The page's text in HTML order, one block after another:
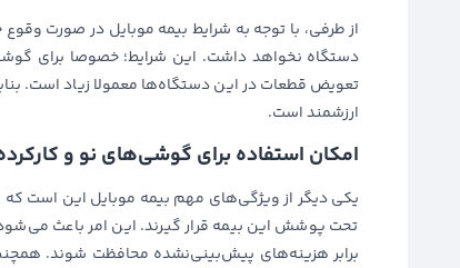
از طرفی، با توجه به شرایط بیمه موبایل در صورت
دستگاه نخواهد داشت. این شرایط؛ خصوصا برای
تعویض قطعات در این دستگاه‌ها معمولا زیاد است.
ارزشمند است.
امکان استفاده برای گوشی‌های نو و
یکی دیگر از ویژگی‌های مهم بیمه موبایل این است
تحت پوشش این بیمه قرار گیرند. این امر باعث
برابر هزینه‌های پیش‌بینی‌نشده محافظت شوند.